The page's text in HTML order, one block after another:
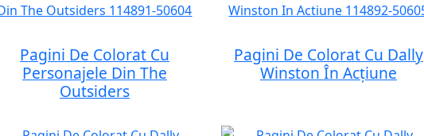
Pagini De Colorat Cu
Personajele Din The
Outsiders
Pagini De Colorat Cu Dally
Winston În Acțiune